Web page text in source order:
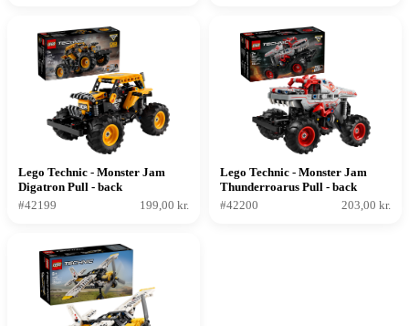
Lego Technic - Monster Jam
Digatron Pull - back
#42199
199,00 kr.
Lego Technic - Monster Jam
Thunderroarus Pull - back
#42200
203,00 kr.